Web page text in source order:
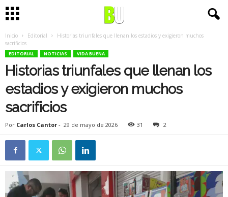
Inicio Editorial
Historias triunfales que llenan los estadios y exigieron muchos
sacrificios
EDITORIAL NOTICIAS VIDA BUENA
Historias triunfales que llenan los
estadios y exigieron muchos
sacrificios
Por Carlos Cantor - 29 de mayo de 2026 31 2